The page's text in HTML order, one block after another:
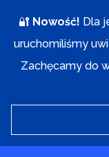
🔐 Nowość! Dla
uruchomiliśmy
Zachęcamy do